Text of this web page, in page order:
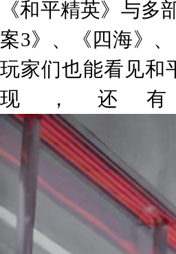
《和平精英》与
案3》、《四海》
玩家们也能看见和
现，还